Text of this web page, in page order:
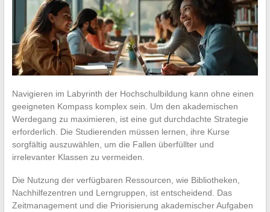
Navigieren im Labyrinth der Hochschulbildung kann ohne einen
geeigneten Kompass komplex sein. Um den akademischen
Werdegang zu maximieren, ist eine gut durchdachte Strategie
erforderlich. Die Studierenden müssen lernen, ihre Kurse
sorgfältig auszuwählen, um die Fallen überfüllter und
irrelevanter Klassen zu vermeiden.
Die Nutzung der verfügbaren Ressourcen, wie Bibliotheken,
Nachhilfezentren und Lerngruppen, ist entscheidend. Das
Zeitmanagement und die Priorisierung akademischer Aufgaben